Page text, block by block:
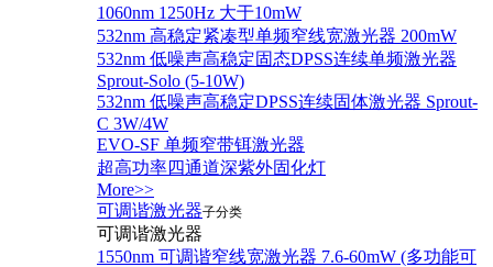
1060nm 1250Hz 大于10mW
532nm 高稳定紧凑型单频窄线宽激光器 200mW
532nm 低噪声高稳定固态DPSS连续单频激光器
Sprout‐Solo (5-10W)
532nm 低噪声高稳定DPSS连续固体激光器 Sprout-
C 3W/4W
EVO-SF 单频窄带铒激光器
超高功率四通道深紫外固化灯
More>>
可调谐激光器子分类
可调谐激光器
1550nm 可调谐窄线宽激光器 7.6-60mW (多功能可